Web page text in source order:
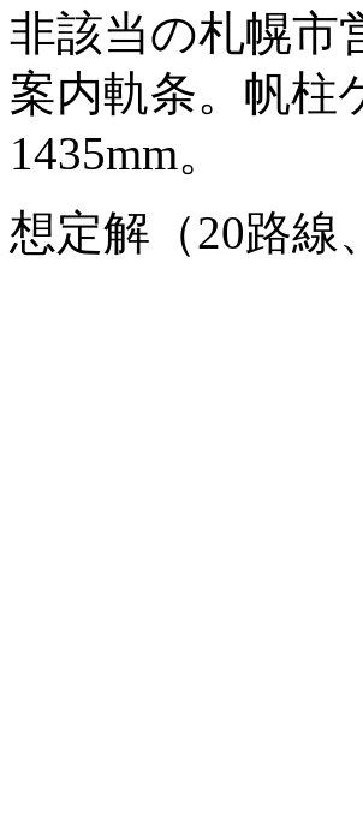
非該当の札幌市
案内軌条。帆柱
1435mm。
想定解（20路